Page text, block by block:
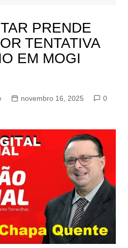
PRENDE
TENTATIVA
EM MOGI
novembro 16, 2025
0